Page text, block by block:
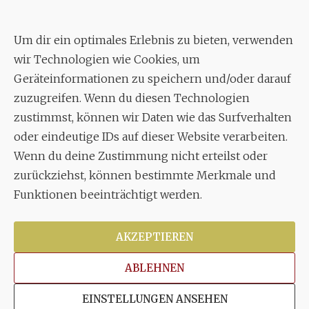
Um dir ein optimales Erlebnis zu bieten, verwenden
wir Technologien wie Cookies, um
Geräteinformationen zu speichern und/oder darauf
zuzugreifen. Wenn du diesen Technologien
zustimmst, können wir Daten wie das Surfverhalten
oder eindeutige IDs auf dieser Website verarbeiten.
Wenn du deine Zustimmung nicht erteilst oder
zurückziehst, können bestimmte Merkmale und
Funktionen beeinträchtigt werden.
AKZEPTIEREN
ABLEHNEN
EINSTELLUNGEN ANSEHEN
Aixheimer Str. 18
70619 Stuttgart
MUSIK
Musikalischer Leiter:
Enrico Trummer
Tel.+49 (0)177 / 34 23 57 1
Facebook
TwitterYouTube
Copyright © 2026Stuttgarter Oratorienchor e.V.Alle
Rechte vorbehalten.